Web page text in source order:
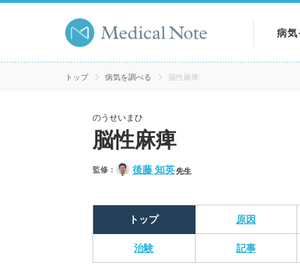
病
病
トップ 病気を調べる 脳性麻痺
のうせいまひ
脳性麻痺
監修： 後藤 知英先生
トップ 原因
治験 記事